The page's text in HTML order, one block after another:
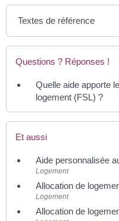
Textes de référence
Questions ? Réponses !
Quelle aide apporte
logement (FSL) ?
Et aussi
Aide personnalisée
Logement
Allocation de
Logement
Allocation de